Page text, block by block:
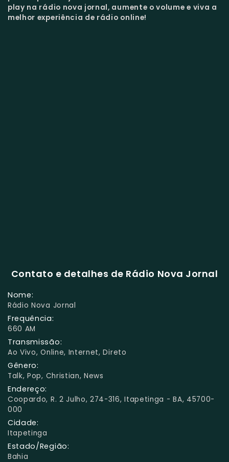
play na rádio nova jornal, aumente o volume e viva a
melhor experiência de rádio online!
Contato e detalhes de Rádio Nova Jornal
Nome:
Rádio Nova Jornal
Frequência:
660 AM
Transmissão:
Ao Vivo, Online, Internet, Direto
Gênero:
Talk, Pop, Christian, News
Endereço:
Coopardo, R. 2 Julho, 274-316, Itapetinga - BA, 45700-
000
Cidade:
Itapetinga
Estado/Região:
Bahia